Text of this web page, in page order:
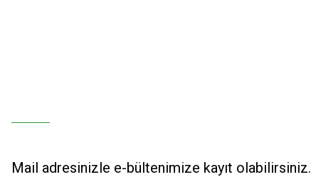
Mail adresinizle e-bültenimize kayıt olabilirsiniz.